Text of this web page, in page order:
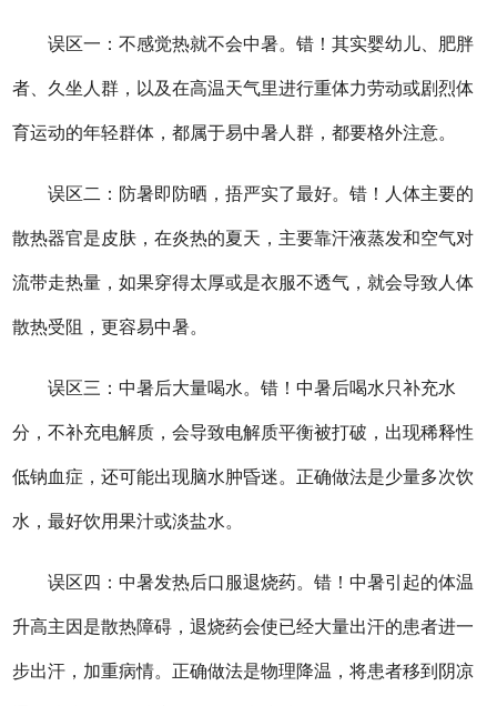
误区一：不感觉热就不会中暑。错！其实婴幼儿、肥胖
者、久坐人群，以及在高温天气里进行重体力劳动或剧烈体
育运动的年轻群体，都属于易中暑人群，都要格外注意。
误区二：防暑即防晒，捂严实了最好。错！人体主要的
散热器官是皮肤，在炎热的夏天，主要靠汗液蒸发和空气对
流带走热量，如果穿得太厚或是衣服不透气，就会导致人体
散热受阻，更容易中暑。
误区三：中暑后大量喝水。错！中暑后喝水只补充水
分，不补充电解质，会导致电解质平衡被打破，出现稀释性
低钠血症，还可能出现脑水肿昏迷。正确做法是少量多次饮
水，最好饮用果汁或淡盐水。
误区四：中暑发热后口服退烧药。错！中暑引起的体温
升高主因是散热障碍，退烧药会使已经大量出汗的患者进一
步出汗，加重病情。正确做法是物理降温，将患者移到阴凉